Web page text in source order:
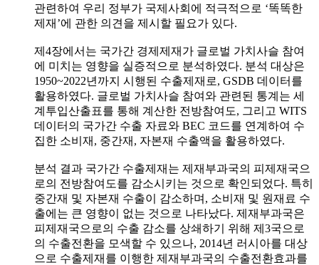
관련하여 우리 정부가 국제사회에 적극적으로 ‘똑똑한
제재’에 관한 의견을 제시할 필요가 있다.
제4장에서는 국가간 경제제재가 글로벌 가치사슬 참여
에 미치는 영향을 실증적으로 분석하였다. 분석 대상은
1950~2022년까지 시행된 수출제재로, GSDB 데이터를
활용하였다. 글로벌 가치사슬 참여와 관련된 통계는 세
계투입산출표를 통해 계산한 전방참여도, 그리고 WITS
데이터의 국가간 수출 자료와 BEC 코드를 연계하여 수
집한 소비재, 중간재, 자본재 수출액을 활용하였다.
분석 결과 국가간 수출제재는 제재부과국의 피제재국으
로의 전방참여도를 감소시키는 것으로 확인되었다. 특히
중간재 및 자본재 수출이 감소하며, 소비재 및 원재료 수
출에는 큰 영향이 없는 것으로 나타났다. 제재부과국은
피제재국으로의 수출 감소를 상쇄하기 위해 제3국으로
의 수출전환을 모색할 수 있으나, 2014년 러시아를 대상
으로 수출제재를 이행한 제재부과국의 수출전환효과를